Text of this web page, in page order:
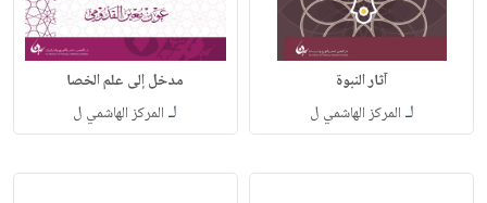
آثار النبوة
لـ المركز الهاشمي ل
مدخل إلى علم الخصا
لـ المركز الهاشمي ل